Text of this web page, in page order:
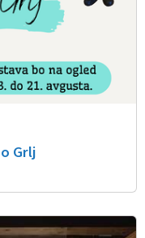
Grlj